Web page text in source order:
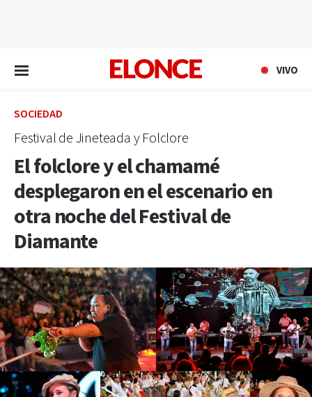
VIVO
SOCIEDAD
Festival de Jineteada y Folclore
El folclore y el chamamé
desplegaron en el escenario en
otra noche del Festival de
Diamante